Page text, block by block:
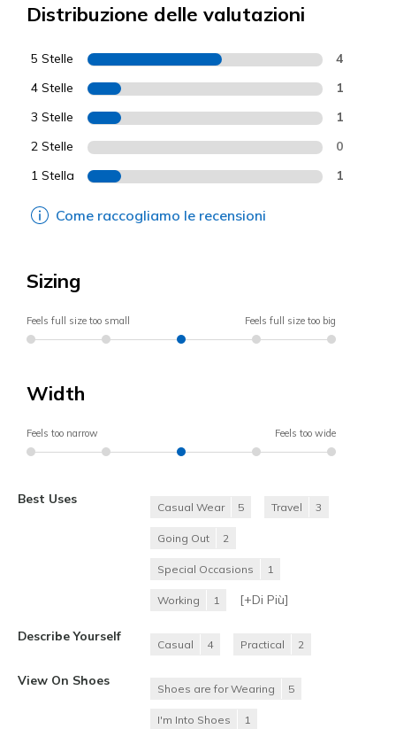
Distribuzione delle valutazioni
5 Stelle 4
4 Stelle 1
3 Stelle 1
2 Stelle 0
1 Stella 1
Come raccogliamo le recensioni
Sizing
Feels full size too small Feels full size too big
Width
Feels too narrow Feels too wide
Best Uses
Casual Wear 5 Travel 3
Going Out 2
Special Occasions 1
Working 1 [+Di Più]
Describe Yourself
Casual 4 Practical 2
View On Shoes
Shoes are for Wearing 5
I'm Into Shoes 1